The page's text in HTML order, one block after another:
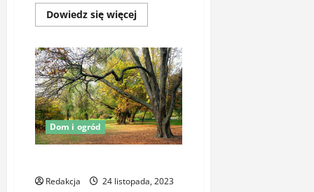
Dowiedz się więcejDowiedz
się
Zielona
perła
ogrodu
–
sekrety
skutecznego
stosowania
Nawozów
do
traw
Dom i ogród
Redakcja 24 listopada, 2023